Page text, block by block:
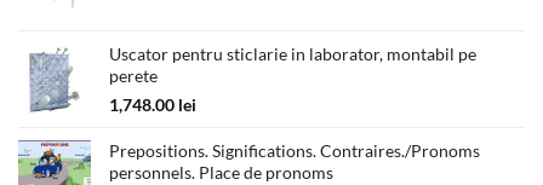
180.00 lei
Uscator pentru sticlarie in laborator, montabil pe
perete
1,748.00 lei
Prepositions. Significations. Contraires./Pronoms
personnels. Place de pronoms